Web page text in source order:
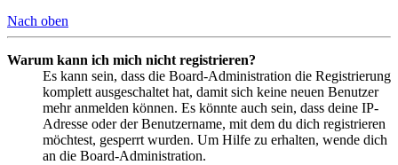
Nach oben
Warum kann ich mich nicht registrieren?
Es kann sein, dass die Board-Administration die Registrierung
komplett ausgeschaltet hat, damit sich keine neuen Benutzer
mehr anmelden können. Es könnte auch sein, dass deine IP-
Adresse oder der Benutzername, mit dem du dich registrieren
möchtest, gesperrt wurden. Um Hilfe zu erhalten, wende dich
an die Board-Administration.